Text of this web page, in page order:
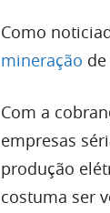
Como
mineração
Com a
empresas
produção
costuma ser